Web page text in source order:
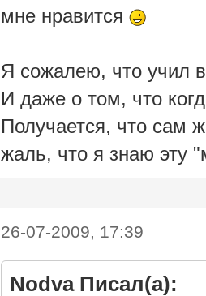
мне нравится
Я сожалею, что учил
И даже о том, что
Получается, что сам
жаль, что я знаю эту
26-07-2009, 17:39
Nodva Писал(а):